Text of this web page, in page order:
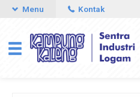
Menu Kontak